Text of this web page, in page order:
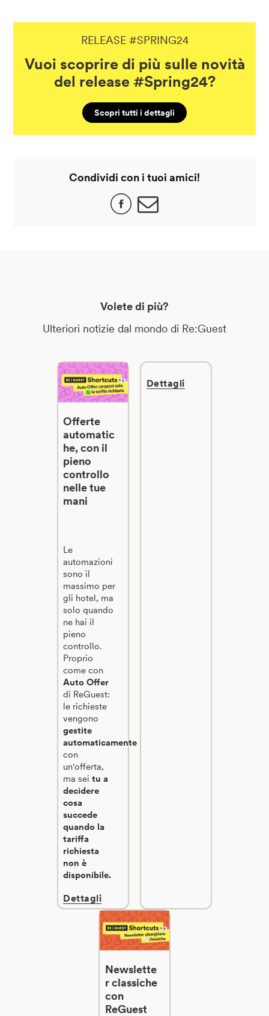
RELEASE #SPRING24
Vuoi scoprire di più sulle novità
del release #Spring24?
Scopri tutti i dettagli
Condividi con i tuoi amici!
Volete di più?
Ulteriori notizie dal mondo di Re:Guest
Offerte
automatic
he, con il
pieno
controllo
nelle tue
mani
Le
automazioni
sono il
massimo per
gli hotel, ma
solo quando
ne hai il
pieno
controllo.
Proprio
come con
Auto Offer
di ReGuest:
le richieste
vengono
gestite
automaticamente
con
un'offerta,
ma seitu a
decidere
cosa
succede
quando la
tariffa
richiesta
non è
disponibile.
Dettagli
Dettagli
Newslette
r classiche
con
ReGuest